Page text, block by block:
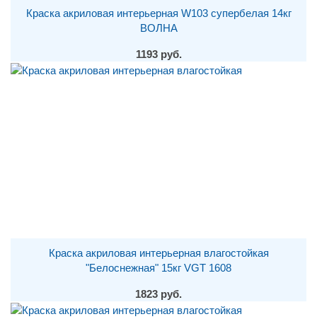
Краска акриловая интерьерная W103 супербелая 14кг
ВОЛНА
1193 руб.
Краска акриловая интерьерная влагостойкая
"Белоснежная" 15кг VGT 1608
1823 руб.